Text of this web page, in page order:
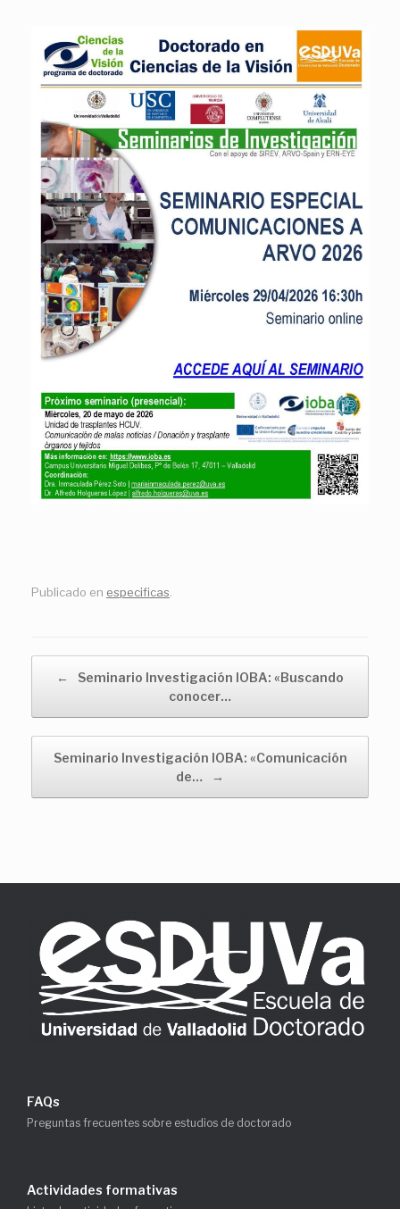
Publicado en especificas
Navegador de artículos
←
Seminario Investigación IOBA: «Buscando
conocer…
Seminario Investigación IOBA: «Comunicación
de…
→
FAQs
Preguntas frecuentes sobre estudios de doctorado
Actividades formativas